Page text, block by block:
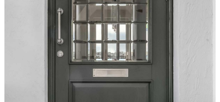
Двери и интерьерные решения
Экошпон
Скрытые